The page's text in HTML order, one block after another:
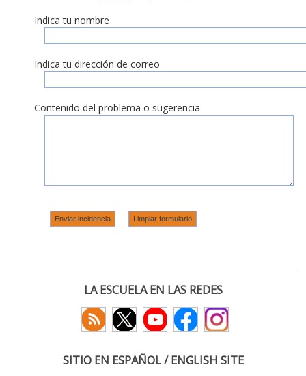
Indica tu nombre
Indica tu dirección de correo
Contenido del problema o sugerencia
LA ESCUELA EN LAS REDES
SITIO EN ESPAÑOL / ENGLISH SITE